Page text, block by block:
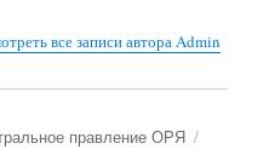
все записи автора Admin
правление ОРЯ